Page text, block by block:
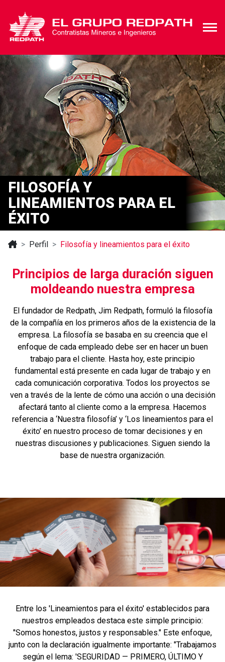
FILOSOFÍA Y
LINEAMIENTOS PARA EL
ÉXITO
Perfil Filosofía y lineamientos para el éxito
Principios de larga duración siguen
moldeando nuestra empresa
El fundador de Redpath, Jim Redpath, formuló la filosofía
de la compañía en los primeros años de la existencia de la
empresa. La filosofía se basaba en su creencia que el
enfoque de cada empleado debe ser en hacer un buen
trabajo para el cliente. Hasta hoy, este principio
fundamental está presente en cada lugar de trabajo y en
cada comunicación corporativa. Todos los proyectos se
ven a través de la lente de cómo una acción o una decisión
afectará tanto al cliente como a la empresa. Hacemos
referencia a ‘Nuestra filosofía’ y ‘Los lineamientos para el
éxito’ en nuestro proceso de tomar decisiones y en
nuestras discusiones y publicaciones. Siguen siendo la
base de nuestra organización.
Entre los 'Lineamientos para el éxito' establecidos para
nuestros empleados destaca este simple principio:
"Somos honestos, justos y responsables." Este enfoque,
junto con la declaración igualmente importante: "Trabajamos
según el lema: 'SEGURIDAD — PRIMERO, ÚLTIMO Y